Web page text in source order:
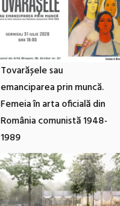
Tovarășele sau
emanciparea prin muncă.
Femeia în arta oficială din
România comunistă 1948-
1989